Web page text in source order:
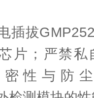
拔GMP252
片；严禁
性与防